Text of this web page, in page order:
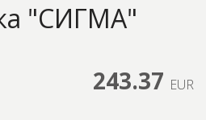
"СИГМА"
243.37 EUR